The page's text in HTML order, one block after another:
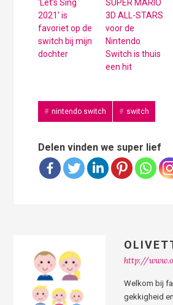
‘Let’s Sing
2021’ is
favoriet op de
switch bij mijn
dochter
SUPER MARIO
3D ALL-STARS
voor de
Nintendo
Switch is thuis
een hit
nintendo switch switch
Delen vinden we super lief
http://
Welkom bij
gekkigheid